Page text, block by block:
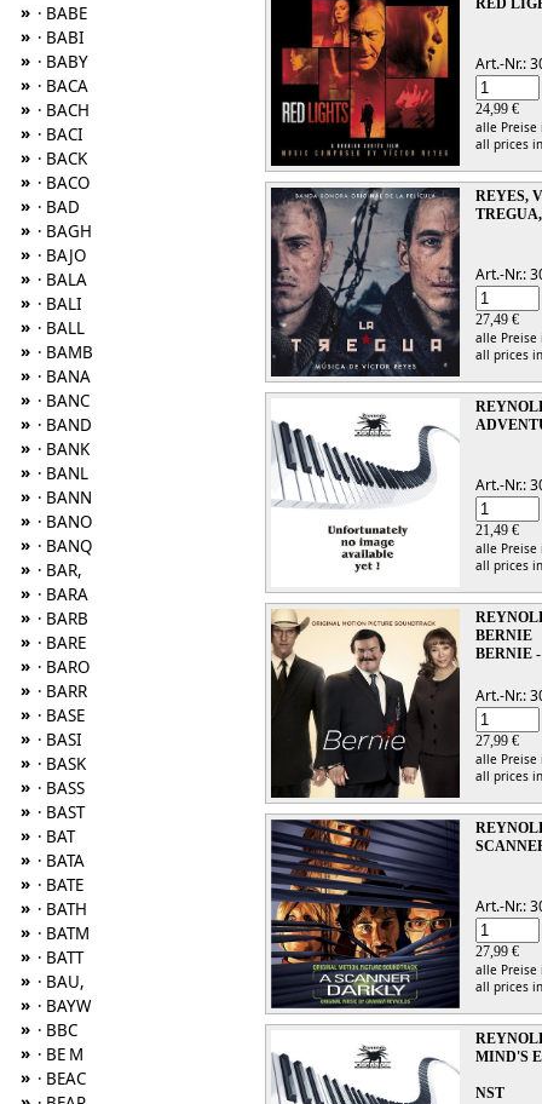
» · BABE
» · BABI
» · BABY
» · BACA
» · BACH
» · BACI
» · BACK
» · BACO
» · BAD
» · BAGH
» · BAJO
» · BALA
» · BALI
» · BALL
» · BAMB
» · BANA
» · BANC
» · BAND
» · BANK
» · BANL
» · BANN
» · BANO
» · BANQ
» · BAR,
» · BARA
» · BARB
» · BARE
» · BARO
» · BARR
» · BASE
» · BASI
» · BASK
» · BASS
» · BAST
» · BAT
» · BATA
» · BATE
» · BATH
» · BATM
» · BATT
» · BAU,
» · BAYW
» · BBC
» · BE M
» · BEAC
RED
Art.-Nr.:
24,99 €
alle
all prices
REYES,
Art.-Nr.:
27,49 €
alle
all prices
Art.-Nr.:
21,49 €
alle
all prices
BERNIE
BERNIE
Art.-Nr.:
27,99 €
alle
all prices
Art.-Nr.:
27,99 €
alle
all prices
MIND'S
NST